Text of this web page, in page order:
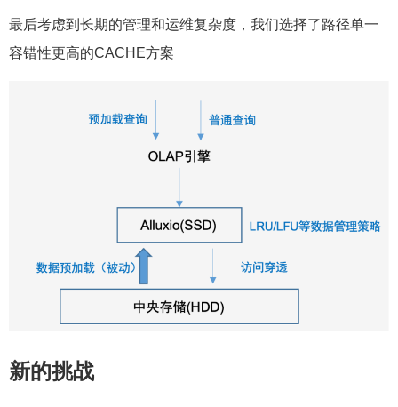
最后考虑到长期的管理和运维复杂度，我们选择了路径单一
容错性更高的CACHE方案
新的挑战